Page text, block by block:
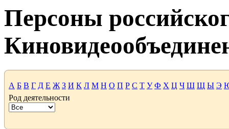
Персоны
А Б В Г Д Е Ж З И К Л М Н О П Р С Т У Ф Х Ц Ч Ш Щ Ы Э
Род деятельности